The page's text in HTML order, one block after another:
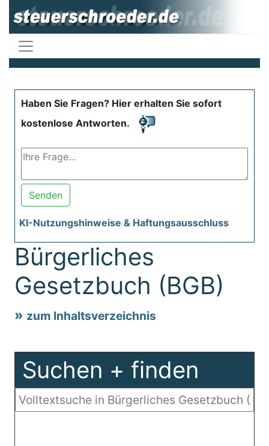
Haben Sie Fragen? Hier erhalten Sie sofort
kostenlose Antworten.
Senden
KI-Nutzungshinweise & Haftungsausschluss
Bürgerliches
Gesetzbuch (BGB)
zum Inhaltsverzeichnis
Suchen + finden